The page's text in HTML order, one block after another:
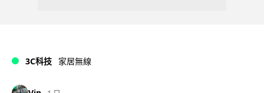
3C科技 家居無線